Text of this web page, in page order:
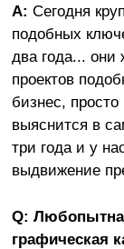
A: Сегодня
подобных
два года... они
проектов
бизнес,
выяснится в
три года и у
выдвижение
Q:
графическая